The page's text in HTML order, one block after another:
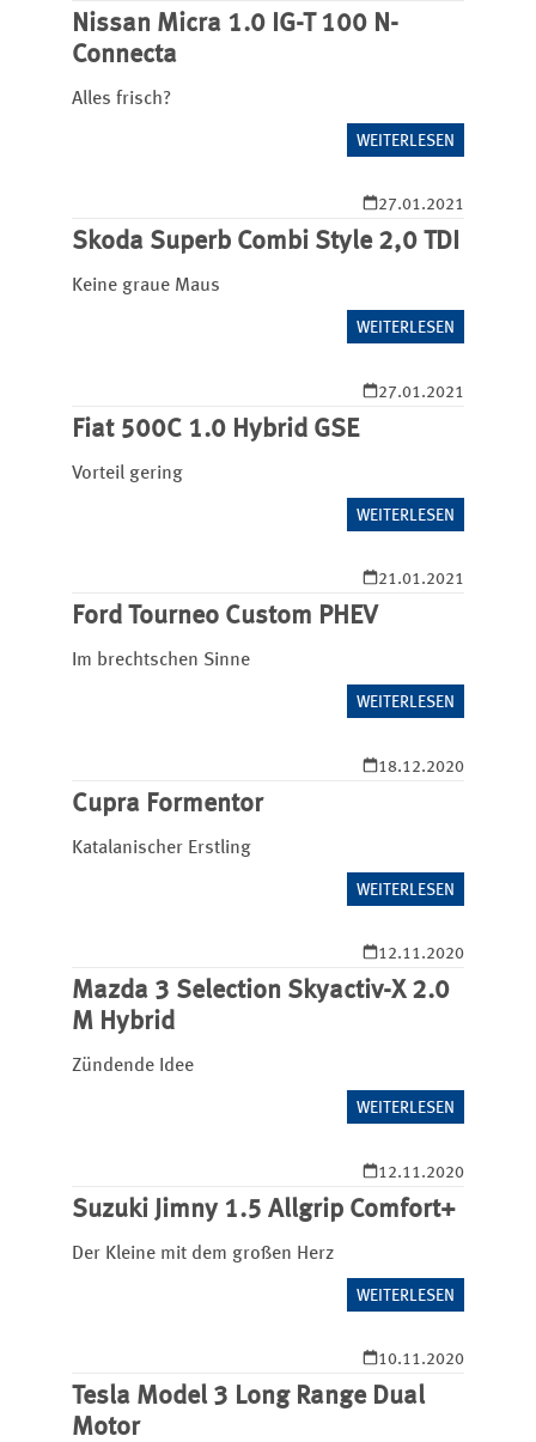
Nissan Micra 1.0 IG-T 100 N-
Connecta
Alles frisch?
WEITERLESEN
27.01.2021
Skoda Superb Combi Style 2,0 TDI
Keine graue Maus
WEITERLESEN
27.01.2021
Fiat 500C 1.0 Hybrid GSE
Vorteil gering
WEITERLESEN
21.01.2021
Ford Tourneo Custom PHEV
Im brechtschen Sinne
WEITERLESEN
18.12.2020
Cupra Formentor
Katalanischer Erstling
WEITERLESEN
12.11.2020
Mazda 3 Selection Skyactiv-X 2.0
M Hybrid
Zündende Idee
WEITERLESEN
12.11.2020
Suzuki Jimny 1.5 Allgrip Comfort+
Der Kleine mit dem großen Herz
WEITERLESEN
10.11.2020
Tesla Model 3 Long Range Dual
Motor